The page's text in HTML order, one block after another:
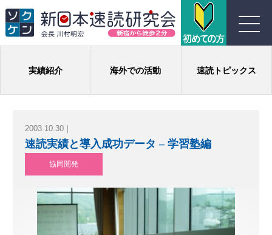
川村式ジョイント速読とは
コース紹介
受講生の声
よくある質問
実績紹介 海外での活動 速読トピックス
2003.10.30｜
速読実績と導入成功データ – 学習塾編
協同開発